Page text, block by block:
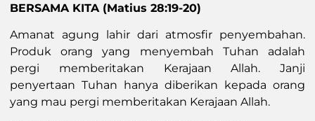
BERSAMA KITA (Matius 28:19-20)
Amanat agung lahir dari atmosfir penyembahan.
Produk orang yang menyembah Tuhan adalah
pergi memberitakan Kerajaan Allah. Janji
penyertaan Tuhan hanya diberikan kepada orang
yang mau pergi memberitakan Kerajaan Allah.